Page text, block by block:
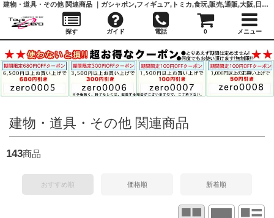
建物・道具・その他 関連商品
143商品
おすすめ順 価格順 新着順
建物・道具・その他 関連商品 ｜ガシャポン,フィギュア,トミカ,食玩,販売,通販,大阪,日本橋, 『Toy's Zero』 トイズゼロ
探す ガイド 電話 0 メニュー